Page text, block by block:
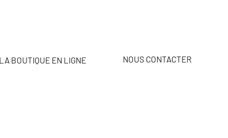
LA BOUTIQUE EN LIGNE NOUS CONTACTER